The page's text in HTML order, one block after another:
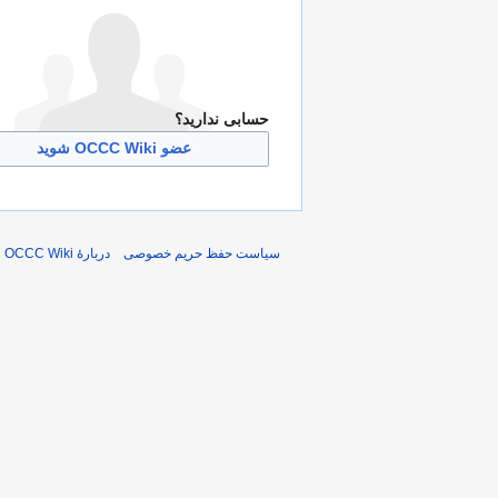
حسابی ندارید؟
عضو OCCC Wiki شوید
سیاست حفظ حریم خصوصی دربارهٔ OCCC Wiki